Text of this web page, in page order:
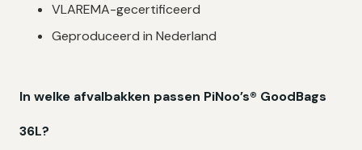
VLAREMA-gecertificeerd
Geproduceerd in Nederland
In welke afvalbakken passen PiNoo’s® GoodBags
36L?